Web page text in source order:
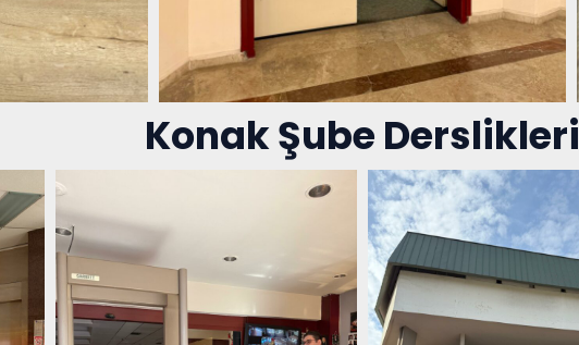
Konak Şube Derslikleri